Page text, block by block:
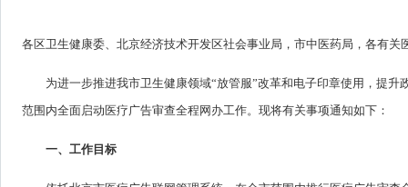
各区卫生健康委、北京经济技术开发区社会事业局，市中医药局，各有关
为进一步推进我市卫生健康领域“放管服”改革和电子印章使用，提
范围内全面启动医疗广告审查全程网办工作。现将有关事项通知如下：
一、工作目标